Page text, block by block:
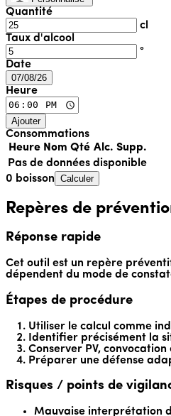
Quantité
cl
Taux d'alcool
°
Date
07/08/26
Heure
Ajouter
Consommations
Heure Nom Qté Alc. Supp.
Pas de données disponible
0 boisson Calculer
Repères de
Réponse rapide
Cet outil est un repère
dépendent du mode de
Étapes de procédure
Utiliser le calcul comme
Identifier précisément la
Conserver PV,
Préparer une défense
Risques / points de
Mauvaise interprétation